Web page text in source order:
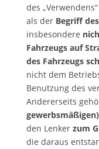
des
als der Begriff
insbesondere
Fahrzeugs auf
des Fahrzeugs
nicht dem
Benutzung des
Andererseits
den Lenker zum
die daraus